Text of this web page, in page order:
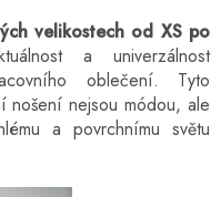
velikostech od XS po
a univerzálnost
oblečení. Tyto
nošení nejsou módou, ale
a povrchnímu světu